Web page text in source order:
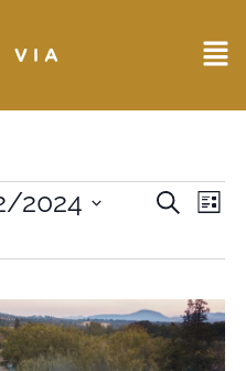
Eventi
viste
CERCA
2024